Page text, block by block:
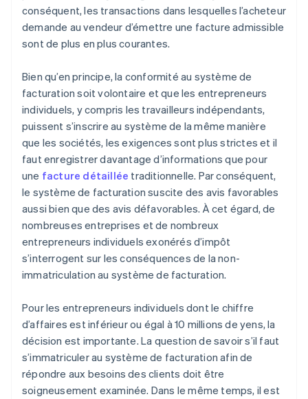
conséquent, les transactions dans lesquelles l’acheteur
demande au vendeur d’émettre une facture admissible
sont de plus en plus courantes.
Bien qu’en principe, la conformité au système de
facturation soit volontaire et que les entrepreneurs
individuels, y compris les travailleurs indépendants,
puissent s’inscrire au système de la même manière
que les sociétés, les exigences sont plus strictes et il
faut enregistrer davantage d’informations que pour
une facture détaillée traditionnelle. Par conséquent,
le système de facturation suscite des avis favorables
aussi bien que des avis défavorables. À cet égard, de
nombreuses entreprises et de nombreux
entrepreneurs individuels exonérés d’impôt
s’interrogent sur les conséquences de la non-
immatriculation au système de facturation.
Pour les entrepreneurs individuels dont le chiffre
d’affaires est inférieur ou égal à 10 millions de yens, la
décision est importante. La question de savoir s’il faut
s’immatriculer au système de facturation afin de
répondre aux besoins des clients doit être
soigneusement examinée. Dans le même temps, il est